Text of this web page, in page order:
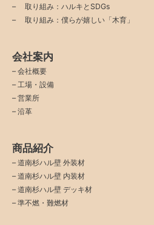
–
取り組み：ハルキとSDGs
–
取り組み：僕らが嬉しい「木育」
会社案内
– 会社概要
– 工場・設備
– 営業所
– 沿革
商品紹介
– 道南杉ハル壁 外装材
– 道南杉ハル壁 内装材
– 道南杉ハル壁 デッキ材
– 準不燃・難燃材